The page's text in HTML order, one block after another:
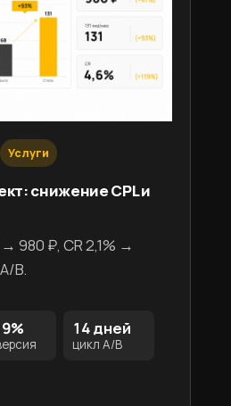
Услуги
снижение CPL и
980 ₽, CR 2,1% →
B.
14 дней
цикл A/B